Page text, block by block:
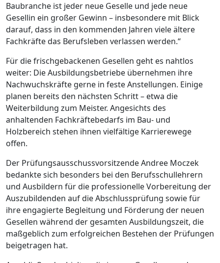
Baubranche ist jeder neue Geselle und jede neue
Gesellin ein großer Gewinn – insbesondere mit Blick
darauf, dass in den kommenden Jahren viele ältere
Fachkräfte das Berufsleben verlassen werden.“
Für die frischgebackenen Gesellen geht es nahtlos
weiter: Die Ausbildungsbetriebe übernehmen ihre
Nachwuchskräfte gerne in feste Anstellungen. Einige
planen bereits den nächsten Schritt – etwa die
Weiterbildung zum Meister. Angesichts des
anhaltenden Fachkräftebedarfs im Bau- und
Holzbereich stehen ihnen vielfältige Karrierewege
offen.
Der Prüfungsausschussvorsitzende Andree Moczek
bedankte sich besonders bei den Berufsschullehrern
und Ausbildern für die professionelle Vorbereitung der
Auszubildenden auf die Abschlussprüfung sowie für
ihre engagierte Begleitung und Förderung der neuen
Gesellen während der gesamten Ausbildungszeit, die
maßgeblich zum erfolgreichen Bestehen der Prüfungen
beigetragen hat.